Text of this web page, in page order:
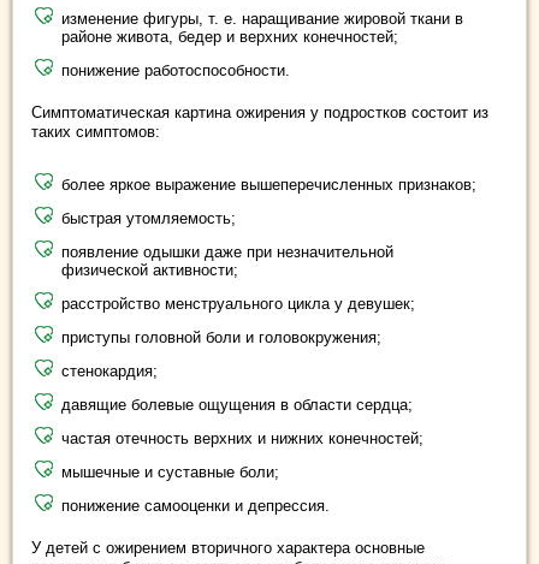
изменение фигуры, т. е. наращивание жировой ткани в
районе живота, бедер и верхних конечностей;
понижение работоспособности.
Симптоматическая картина ожирения у подростков состоит из
таких симптомов:
более яркое выражение вышеперечисленных признаков;
быстрая утомляемость;
появление одышки даже при незначительной
физической активности;
расстройство менструального цикла у девушек;
приступы головной боли и головокружения;
стенокардия;
давящие болевые ощущения в области сердца;
частая отечность верхних и нижних конечностей;
мышечные и суставные боли;
понижение самооценки и депрессия.
У детей с ожирением вторичного характера основные